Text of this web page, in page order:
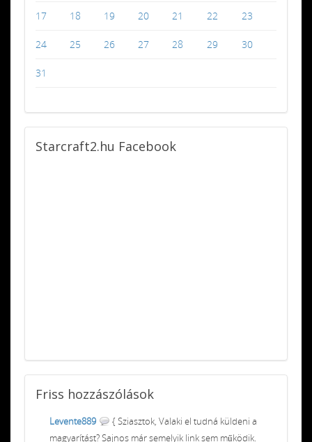
17 18 19 20 21 22 23
24 25 26 27 28 29 30
31
Starcraft2.hu Facebook
Friss hozzászólások
Levente889
{ Sziasztok, Valaki el tudná küldeni a
magyarítást? Sajnos már semelyik link sem működik.